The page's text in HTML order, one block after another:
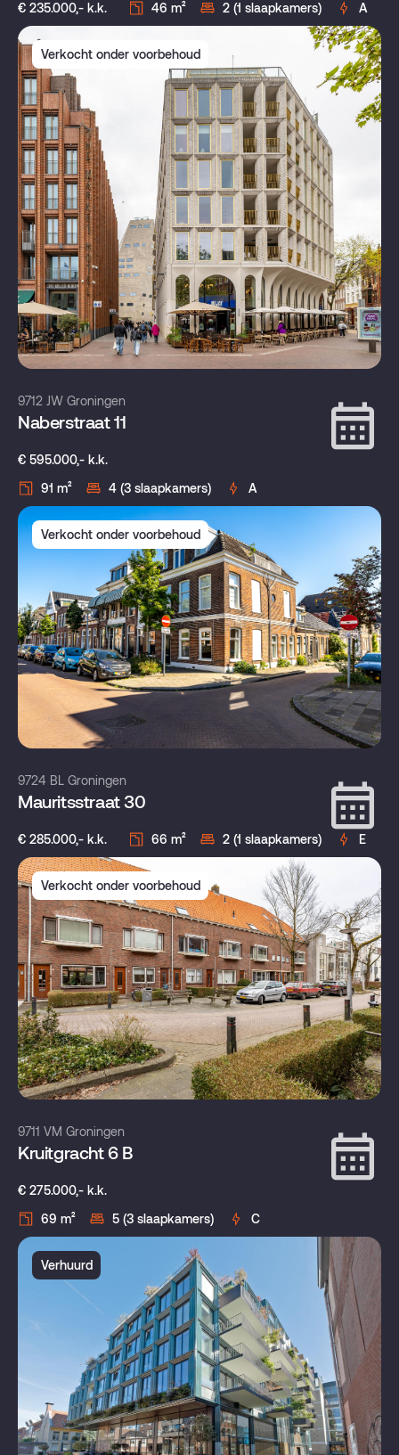
€ 235.000,- k.k. 46 m² 2 (1 slaapkamers) A
Verkocht onder voorbehoud
9712 JW Groningen
Naberstraat 11
€ 595.000,- k.k.
91 m²
4 (3 slaapkamers) A
Verkocht onder voorbehoud
9724 BL Groningen
Mauritsstraat 30
€ 285.000,- k.k. 66 m² 2 (1 slaapkamers) E
Verkocht onder voorbehoud
9711 VM Groningen
Kruitgracht 6 B
€ 275.000,- k.k.
69 m²
5 (3 slaapkamers) C
Verhuurd